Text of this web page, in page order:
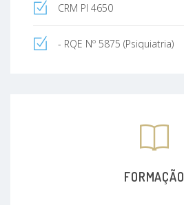
CRM PI 4650
- RQE Nº 5875 (Psiquiatria)
FORMAÇÃO